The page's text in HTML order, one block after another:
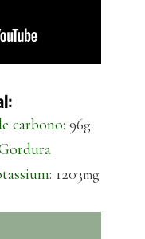
carbono: 96g
1203mg